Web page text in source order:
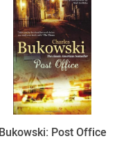
Bukowski: Post Office